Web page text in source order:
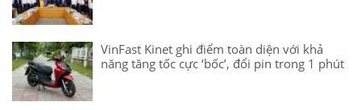
VinFast Kinet ghi điểm toàn diện với khả
năng tăng tốc cực ‘bốc’, đổi pin trong 1 phút